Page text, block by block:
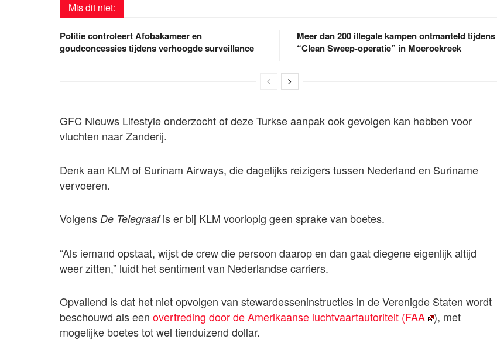
Mis dit niet:
Politie controleert Afobakameer en
goudconcessies tijdens verhoogde surveillance
Meer dan 200 illegale kampen ontmanteld tijdens
“Clean Sweep-operatie” in Moeroekreek
GFC Nieuws Lifestyle onderzocht of deze Turkse aanpak ook gevolgen kan hebben voor
vluchten naar Zanderij.
Denk aan KLM of Surinam Airways, die dagelijks reizigers tussen Nederland en Suriname
vervoeren.
Volgens De Telegraafis er bij KLM voorlopig geen sprake van boetes.
“Als iemand opstaat, wijst de crew die persoon daarop en dan gaat diegene eigenlijk altijd
weer zitten,” luidt het sentiment van Nederlandse carriers.
Opvallend is dat het niet opvolgen van stewardesseninstructies in de Verenigde Staten wordt
beschouwd als een overtreding door de Amerikaanse luchtvaartautoriteit (FAA
), met
mogelijke boetes tot wel tienduizend dollar.